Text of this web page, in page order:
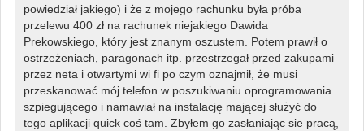
powiedział jakiego) i że z mojego rachunku była próba
przelewu 400 zł na rachunek niejakiego Dawida
Prekowskiego, który jest znanym oszustem. Potem prawił o
ostrzeżeniach, paragonach itp. przestrzegał przed zakupami
przez neta i otwartymi wi fi po czym oznajmił, że musi
przeskanować mój telefon w poszukiwaniu oprogramowania
szpiegującego i namawiał na instalację mającej służyć do
tego aplikacji quick coś tam. Zbyłem go zasłaniając sie pracą,